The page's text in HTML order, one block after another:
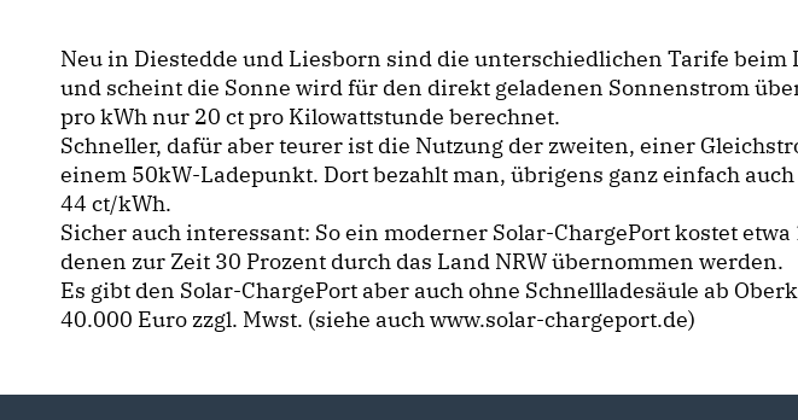
Neu in Diestedde und Liesborn sind die unterschiedlichen Tarife beim
und scheint die Sonne wird für den direkt geladenen Sonnenstrom
pro kWh nur 20 ct pro Kilowattstunde berechnet.
Schneller, dafür aber teurer ist die Nutzung der zweiten, einer
einem 50kW-Ladepunkt. Dort bezahlt man, übrigens ganz einfach
44 ct/kWh.
Sicher auch interessant: So ein moderner Solar-ChargePort kostet
denen zur Zeit 30 Prozent durch das Land NRW übernommen werden.
Es gibt den Solar-ChargePort aber auch ohne Schnellladesäule ab
40.000 Euro zzgl. Mwst. (siehe auch www.solar-chargeport.de)